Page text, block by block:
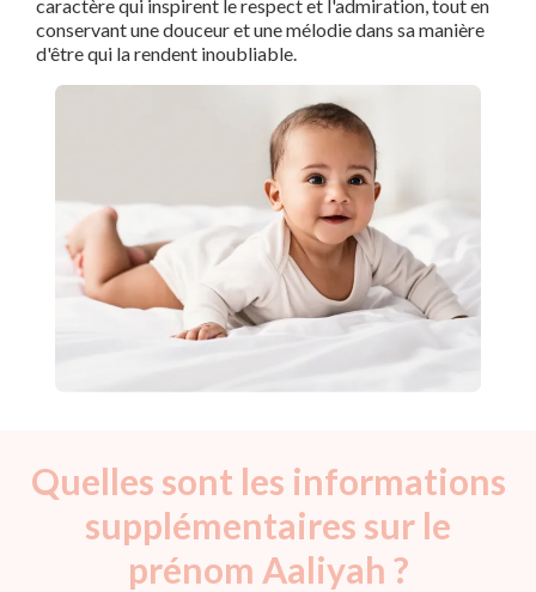
caractère qui inspirent le respect et l'admiration, tout en
conservant une douceur et une mélodie dans sa manière
d'être qui la rendent inoubliable.
Quelles sont les informations
supplémentaires sur le
prénom Aaliyah ?